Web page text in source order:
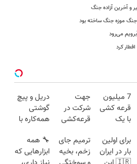
و آخرین آزاده جنگ
موزه جنگ ساخته بود
می‌رود
کرد
7 میلیون
قرعه کشی
با یک
ساده
جهت
شرکت در
قرعه‌کشی
تومانی وارد
شوید
دریل و پیچ
گوشتی
همه‌کاره با
هوشمند ⚙️
(نصف
برای اولین
بار در ایران
ترمیم جای
زخم، بخیه
🔧 همه
ابزارهایی که